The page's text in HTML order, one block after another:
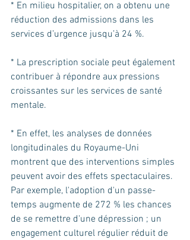
* En milieu hospitalier, on a obtenu une
réduction des admissions dans les
services d’urgence jusqu’à 24 %.
* La prescription sociale peut également
contribuer à répondre aux pressions
croissantes sur les services de santé
mentale.
* En effet, les analyses de données
longitudinales du Royaume-Uni
montrent que des interventions simples
peuvent avoir des effets spectaculaires.
Par exemple, l'adoption d'un passe-
temps augmente de 272 % les chances
de se remettre d'une dépression ; un
engagement culturel régulier réduit de